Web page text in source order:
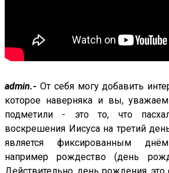
admin.- От себя могу добавить
которое наверняка и вы,
подметили - это то, что
воскрешения Иисуса на третий
является фиксированным
например рождество (день